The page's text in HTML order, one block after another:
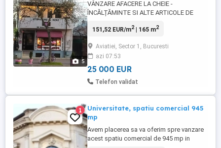
5
VÂNZARE AFACERE LA CHEIE -
ÎNCĂLȚĂMINTE SI ALTE ARTICOLE DE
ONLINE ) Preț final: 25.000 EURO Acest
marfă: Aproximativ 1700 perechi
incaltaminte (mix brand dama,
barbati,copii), modele actuale, ...
151,52 EUR/m2| 165 m2
Aviatiei, Sector 1, Bucuresti
azi 07:53
25 000 EUR
Telefon validat
1
Universitate, spatiu comercial 945
mp
Avem placerea sa va oferim spre vanzare
acest spatiu comercial de 945 mp in